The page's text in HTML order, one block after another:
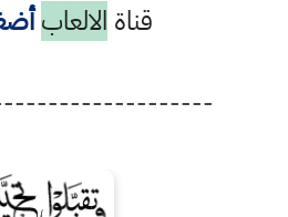
الالعاب أضغط هنا